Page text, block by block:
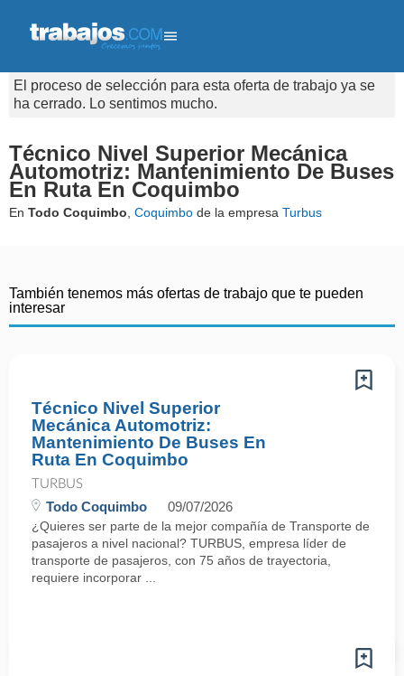
El proceso de selección para esta oferta de trabajo ya se
ha cerrado. Lo sentimos mucho.
Técnico Nivel Superior Mecánica
Automotriz: Mantenimiento De Buses
En Ruta En Coquimbo
En Todo Coquimbo Coquimbo de la empresa Turbus
También tenemos más ofertas de trabajo que te pueden
interesar
Técnico Nivel Superior
Mecánica Automotriz:
Mantenimiento De Buses En
Ruta En Coquimbo
TURBUS
Todo Coquimbo 09/07/2026
¿Quieres ser parte de la mejor compañía de Transporte de
pasajeros a nivel nacional? TURBUS, empresa líder de
transporte de pasajeros, con 75 años de trayectoria,
requiere incorporar ...